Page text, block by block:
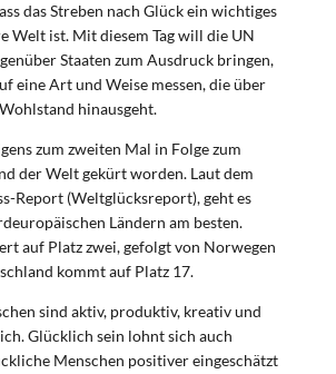
das Streben nach Glück ein wichtiges
Welt ist. Mit diesem Tag will die UN
Staaten zum Ausdruck bringen,
eine Art und Weise messen, die über
hinausgeht.
zum zweiten Mal in Folge zum
der Welt gekürt worden. Laut dem
Report (Weltglücksreport), geht es
Ländern am besten.
auf Platz zwei, gefolgt von Norwegen
kommt auf Platz 17.
sind aktiv, produktiv, kreativ und
Glücklich sein lohnt sich auch
Menschen positiver eingeschätzt